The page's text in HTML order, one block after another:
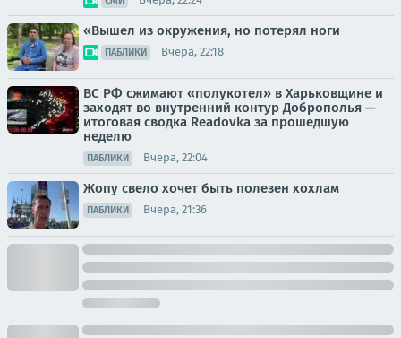
«Вышел из окружения, но потерял ноги
ПАБЛИКИ Вчера, 22:18
ВС РФ сжимают «полукотел» в Харьковщине и
заходят во внутренний контур Доброполья —
итоговая сводка Readovka за прошедшую
неделю
ПАБЛИКИ Вчера, 22:04
Жопу свело хочет быть полезен хохлам
ПАБЛИКИ Вчера, 21:36